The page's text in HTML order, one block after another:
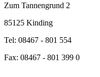
Zum Tannengrund 2​
85125 Kinding
Tel: 08467 - 801 554
Fax: 08467 - 801 399 0